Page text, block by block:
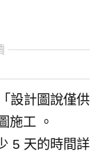
設計圖說僅供
施工 。
5 天的時間詳